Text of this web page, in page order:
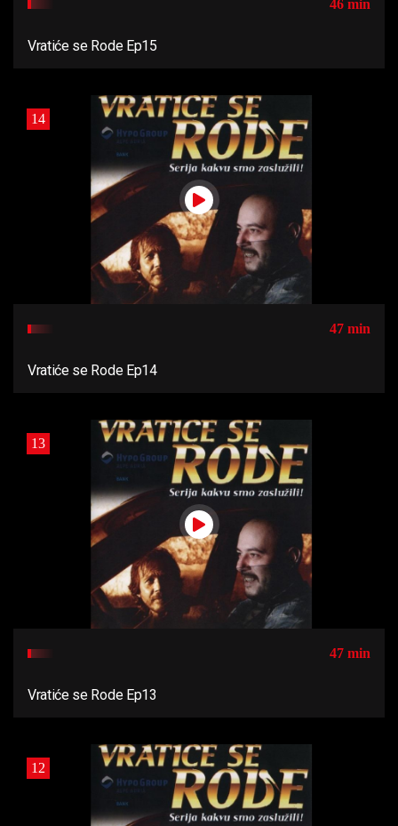
46 min
Vratiće se Rode Ep15
14
47 min
Vratiće se Rode Ep14
13
47 min
Vratiće se Rode Ep13
12